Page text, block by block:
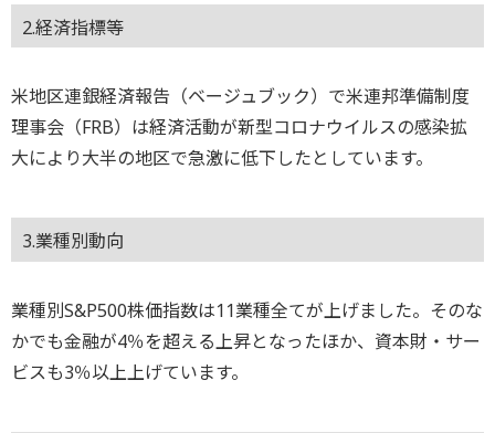
2.経済指標等
米地区連銀経済報告（ベージュブック）で米連邦準備制度
理事会（FRB）は経済活動が新型コロナウイルスの感染拡
大により大半の地区で急激に低下したとしています。
3.業種別動向
業種別S&P500株価指数は11業種全てが上げました。そのな
かでも金融が4％を超える上昇となったほか、資本財・サー
ビスも3％以上上げています。